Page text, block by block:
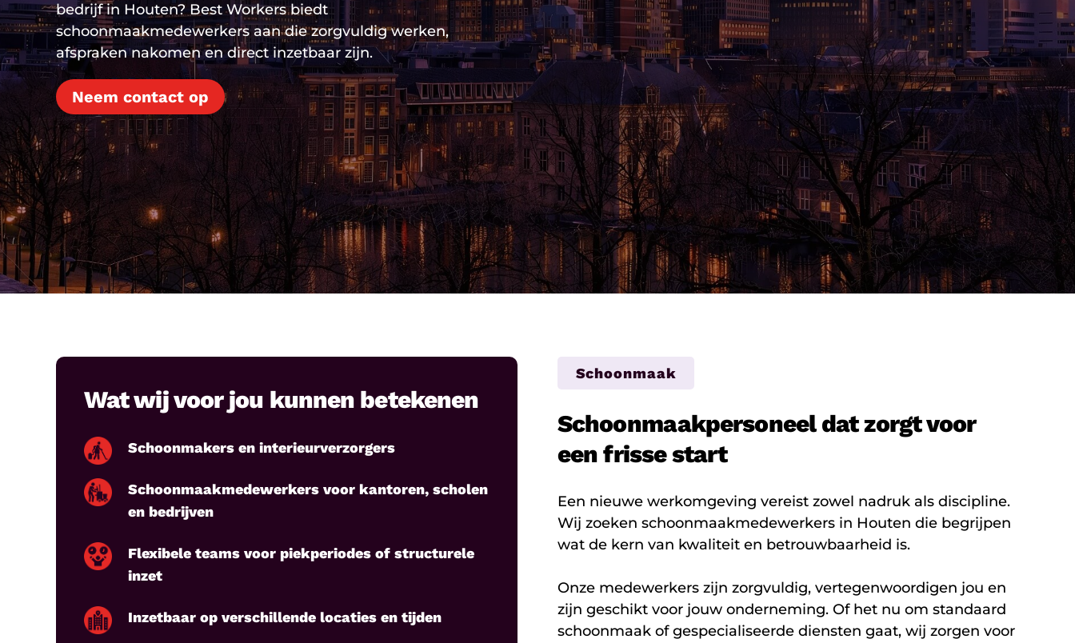
bedrijf in Houten? Best Workers biedt
schoonmaakmedewerkers aan die zorgvuldig werken,
afspraken nakomen en direct inzetbaar zijn.
Neem contact op
Wat wij voor jou kunnen betekenen
Schoonmakers en interieurverzorgers
Schoonmaakmedewerkers voor kantoren, scholen
en bedrijven
Flexibele teams voor piekperiodes of structurele
inzet
Inzetbaar op verschillende locaties en tijden
Schoonmaak
Schoonmaakpersoneel dat zorgt voor
een frisse start
Een nieuwe werkomgeving vereist zowel nadruk als discipline.
Wij zoeken schoonmaakmedewerkers in Houten die begrijpen
wat de kern van kwaliteit en betrouwbaarheid is.
Onze medewerkers zijn zorgvuldig, vertegenwoordigen jou en
zijn geschikt voor jouw onderneming. Of het nu om standaard
schoonmaak of gespecialiseerde diensten gaat, wij zorgen voor